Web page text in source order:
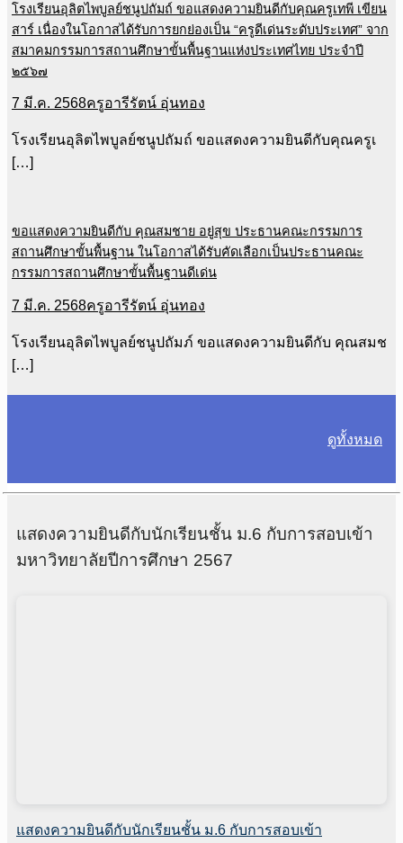
โรงเรียนอุลิตไพบูลย์ชนูปถัมถ์ ขอแสดงความยินดีกับคุณครูเทพี เขียน
สาร์ เนื่องในโอกาสได้รับการยกย่องเป็น “ครูดีเด่นระดับประเทศ” จาก
สมาคมกรรมการสถานศึกษาขั้นพื้นฐานแห่งประเทศไทย ประจำปี
๒๕๖๗
7 มี.ค. 2568ครูอารีรัตน์ อุ่นทอง
โรงเรียนอุลิตไพบูลย์ชนูปถัมถ์ ขอแสดงความยินดีกับคุณครูเ
[…]
ขอแสดงความยินดีกับ คุณสมชาย อยู่สุข ประธานคณะกรรมการ
สถานศึกษาขั้นพื้นฐาน ในโอกาสได้รับคัดเลือกเป็นประธานคณะ
กรรมการสถานศึกษาขั้นพื้นฐานดีเด่น
7 มี.ค. 2568ครูอารีรัตน์ อุ่นทอง
โรงเรียนอุลิตไพบูลย์ชนูปถัมภ์ ขอแสดงความยินดีกับ คุณสมช
[…]
ดูทั้งหมด
แสดงความยินดีกับนักเรียนชั้น ม.6 กับการสอบเข้า
มหาวิทยาลัยปีการศึกษา 2567
แสดงความยินดีกับนักเรียนชั้น ม.6 กับการสอบเข้า